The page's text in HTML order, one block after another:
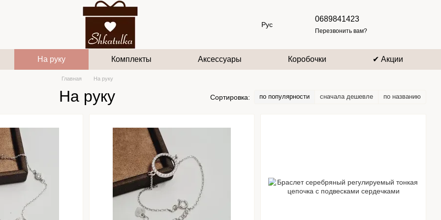
Рус
0689841423
Перезвонить вам?
На руку Комплекты Аксессуары Коробочки ✔ Акции
Главная На руку
На руку Сортировка: по популярности сначала дешевле по названию